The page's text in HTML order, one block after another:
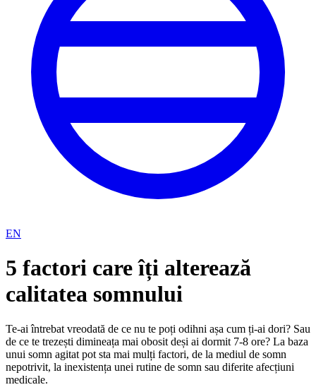
EN
5 factori care îți alterează
calitatea somnului
Te-ai întrebat vreodată de ce nu te poți odihni așa cum ți-ai dori? Sau
de ce te trezești dimineața mai obosit deși ai dormit 7-8 ore? La baza
unui somn agitat pot sta mai mulți factori, de la mediul de somn
nepotrivit, la inexistența unei rutine de somn sau diferite afecțiuni
medicale.